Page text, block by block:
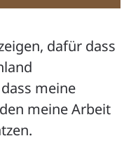
dafür dass
meine
meine Arbeit